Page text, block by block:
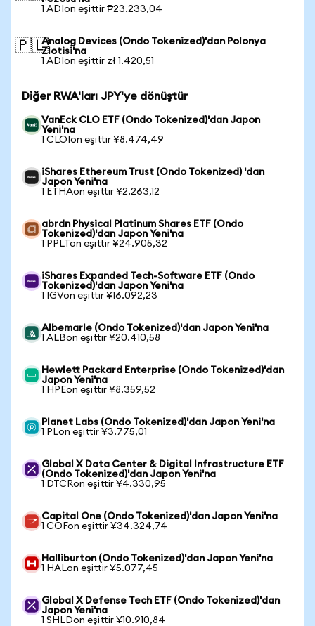
1 ADIon eşittir ₱23.233,04
🇵🇱Analog Devices (Ondo Tokenized)'dan Polonya
Zlotisi'na
1 ADIon eşittir zł 1.420,51
Diğer RWA'ları JPY'ye dönüştür
VanEck CLO ETF (Ondo Tokenized)'dan Japon
Yeni'na
1 CLOIon eşittir ¥8.474,49
iShares Ethereum Trust (Ondo Tokenized) 'dan
Japon Yeni'na
1 ETHAon eşittir ¥2.263,12
abrdn Physical Platinum Shares ETF (Ondo
Tokenized)'dan Japon Yeni'na
1 PPLTon eşittir ¥24.905,32
iShares Expanded Tech-Software ETF (Ondo
Tokenized)'dan Japon Yeni'na
1 IGVon eşittir ¥16.092,23
Albemarle (Ondo Tokenized)'dan Japon Yeni'na
1 ALBon eşittir ¥20.410,58
Hewlett Packard Enterprise (Ondo Tokenized)'dan
Japon Yeni'na
1 HPEon eşittir ¥8.359,52
Planet Labs (Ondo Tokenized)'dan Japon Yeni'na
1 PLon eşittir ¥3.775,01
Global X Data Center & Digital Infrastructure ETF
(Ondo Tokenized)'dan Japon Yeni'na
1 DTCRon eşittir ¥4.330,95
Capital One (Ondo Tokenized)'dan Japon Yeni'na
1 COFon eşittir ¥34.324,74
Halliburton (Ondo Tokenized)'dan Japon Yeni'na
1 HALon eşittir ¥5.077,45
Global X Defense Tech ETF (Ondo Tokenized)'dan
Japon Yeni'na
1 SHLDon eşittir ¥10.910,84